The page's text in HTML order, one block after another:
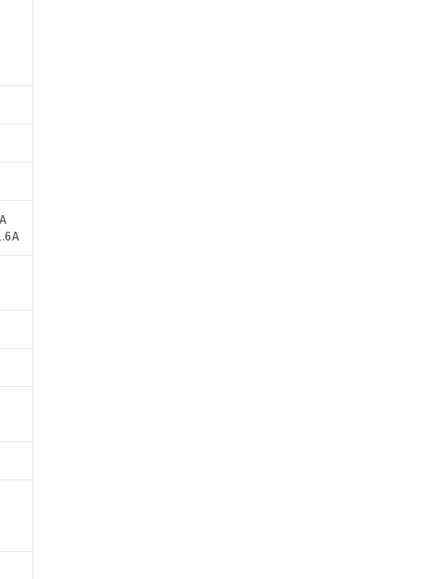
ることをご了承ください。
ータに基づき作成されるも
があることをご了承くださ
オムロン制御機器販売店・
確認ください。
開示しないようお願いしま
メンバーズにご登録され
利用することをご了承くだ
利用者の範囲」に記載されて
商品です。
のある商品です。
などやむを得ず変更すること
エーテル類(PBDE) 1000ppm以下、
） 1000ppm以下、フタル酸ジブチ
するものではありません。
間は出荷製品に未対応品が
い限り、2022年1月12日よ
ニルエーテル類) : 1000ppm、
ルベンジル) : 1000ppm、
影響を及ぼさない年数を意
ないよう必要な手段を講じ
当該第三者に通知します。
ある場合は、取り引きをい
客様担当のオムロン制御